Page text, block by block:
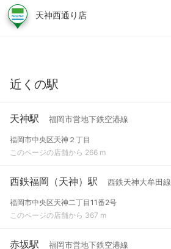
天神西通り店
近くの駅
天神駅 福岡市営地下鉄空港線
福岡市中央区天神２丁目
このページの店舗から 266 m
西鉄福岡（天神）駅 西鉄天神大牟田線
福岡市中央区天神二丁目11番2号
このページの店舗から 367 m
赤坂駅 福岡市営地下鉄空港線